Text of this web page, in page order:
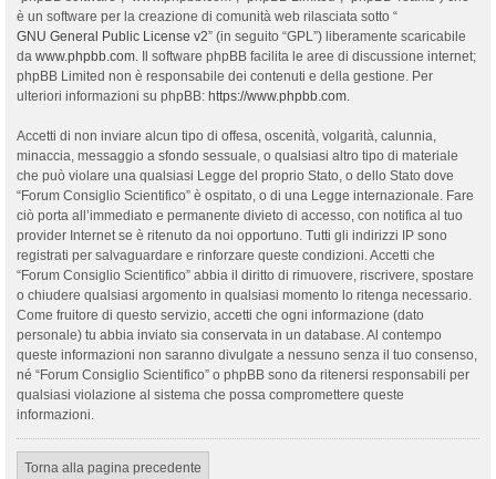
è un software per la creazione di comunità web rilasciata sotto “
GNU General Public License v2” (in seguito “GPL”) liberamente scaricabile
da www.phpbb.com. Il software phpBB facilita le aree di discussione internet;
phpBB Limited non è responsabile dei contenuti e della gestione. Per
ulteriori informazioni su phpBB: https://www.phpbb.com.
Accetti di non inviare alcun tipo di offesa, oscenità, volgarità, calunnia,
minaccia, messaggio a sfondo sessuale, o qualsiasi altro tipo di materiale
che può violare una qualsiasi Legge del proprio Stato, o dello Stato dove
“Forum Consiglio Scientifico” è ospitato, o di una Legge internazionale. Fare
ciò porta all’immediato e permanente divieto di accesso, con notifica al tuo
provider Internet se è ritenuto da noi opportuno. Tutti gli indirizzi IP sono
registrati per salvaguardare e rinforzare queste condizioni. Accetti che
“Forum Consiglio Scientifico” abbia il diritto di rimuovere, riscrivere, spostare
o chiudere qualsiasi argomento in qualsiasi momento lo ritenga necessario.
Come fruitore di questo servizio, accetti che ogni informazione (dato
personale) tu abbia inviato sia conservata in un database. Al contempo
queste informazioni non saranno divulgate a nessuno senza il tuo consenso,
né “Forum Consiglio Scientifico” o phpBB sono da ritenersi responsabili per
qualsiasi violazione al sistema che possa compromettere queste
informazioni.
Torna alla pagina precedente